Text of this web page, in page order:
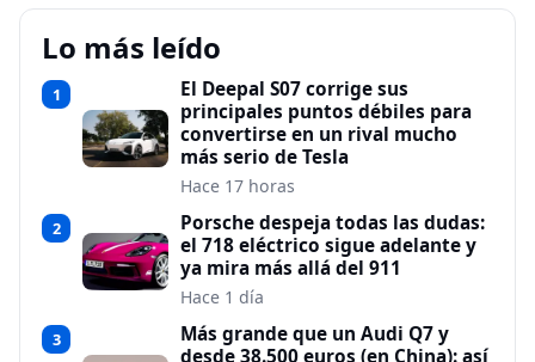
Lo más leído
1
El Deepal S07 corrige sus
principales puntos débiles para
convertirse en un rival mucho
más serio de Tesla
Hace 17 horas
2
Porsche despeja todas las dudas:
el 718 eléctrico sigue adelante y
ya mira más allá del 911
Hace 1 día
3
Más grande que un Audi Q7 y
desde 38.500 euros (en China): así